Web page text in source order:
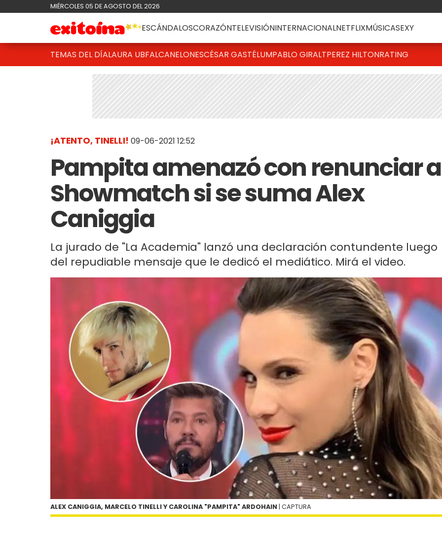
MIÉRCOLES 05 DE AGOSTO DEL 2026
ESCÁNDALOSCORAZÓNTELEVISIÓNINTERNACIONALNETFLIXMÚSICASEXY
TEMAS DEL DÍALAURA UBFALCANELONESCÉSAR GASTÉLUMPABLO GIRALTPEREZ HILTONRATING
¡ATENTO, TINELLI! 09-06-2021 12:52
Pampita amenazó con renunciar a
Showmatch si se suma Alex
Caniggia
La jurado de "La Academia" lanzó una declaración contundente luego
del repudiable mensaje que le dedicó el mediático. Mirá el video.
ALEX CANIGGIA, MARCELO TINELLI Y CAROLINA "PAMPITA" ARDOHAIN | CAPTURA